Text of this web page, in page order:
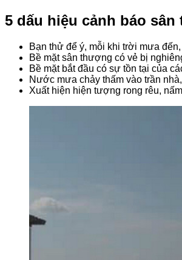
5 dấu hiệu cảnh báo
Bạn thử để ý, mỗi khi trời mưa
Bề mặt sân thượng có vẻ bị
Bề mặt bắt đầu có sự tồn tại của
Nước mưa chảy thấm vào trần
Xuất hiện hiện tượng rong rêu,